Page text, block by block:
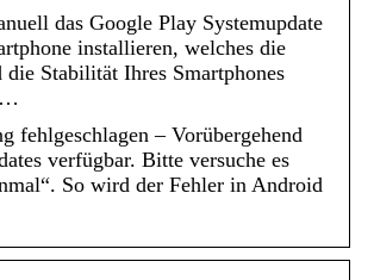
das Google Play Systemupdate
installieren, welches die
die Stabilität Ihres Smartphones
…
fehlgeschlagen – Vorübergehend
verfügbar. Bitte versuche es
So wird der Fehler in Android